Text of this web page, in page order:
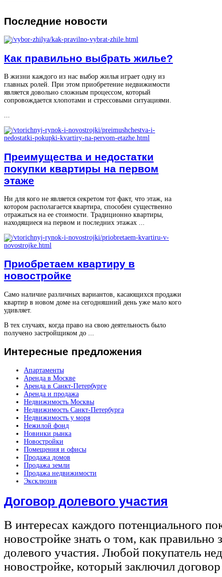
Последние новости
Как правильно выбрать жилье?
В жизни каждого из нас выбор жилья играет одну из
главных ролей. При этом приобретение недвижимости
является довольно сложным процессом, который
сопровождается хлопотами и стрессовыми ситуациями.
...
Преимущества и недостатки
покупки квартиры на первом
этаже
Ни для кого не является секретом тот факт, что этаж, на
котором располагается квартира, способен существенно
отражаться на ее стоимости. Традиционно квартиры,
находящиеся на первом и последних этажах ...
Приобретаем квартиру в
новостройке
Само наличие различных вариантов, касающихся продажи
квартир в новом доме на сегодняшний день уже мало кого
удивляет.
В тех случаях, когда право на свою деятельность было
получено застройщиком до ...
Интересные предложения
Апартаменты
Аренда в Москве
Аренда в Санкт-Петербурге
Аренда и продажа
Недвижимость Москвы
Недвижимость Санкт-Петербурга
Недвижимость у моря
Нежилой фонд
Новинки рынка
Новостройки
Помещения и офисы
Продажа домов
Продажа земли
Продажа недвижимости
Эксклюзив
Договор долевого участия
В интересах каждого потенциального
новостройке знать о том, как правильно
долевого участия. Любой покупатель
новостройке, который заключил